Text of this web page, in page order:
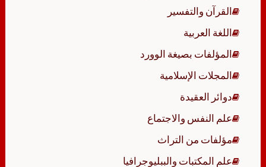
القرآن والتفسير
اللغة العربية
المؤلفات بصيغة الوورد
المجلات الإسلامية
دوائر العقيدة
علم النفس والاجتماع
مؤلفات من التراث
علم المكتبات والببليوجرافيا